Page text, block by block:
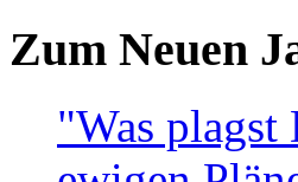
Zum Neuen
"Was plagst